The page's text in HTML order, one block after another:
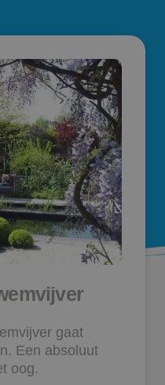
gaat
Een absoluut
oog.